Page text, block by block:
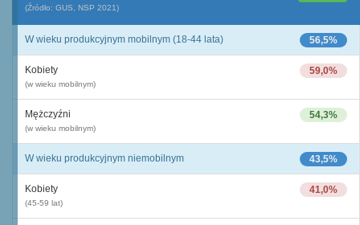
(Źródło: GUS, NSP 2021)
56,5%
W wieku produkcyjnym mobilnym (18-44 lata)
59,0%
Kobiety
(w wieku mobilnym)
54,3%
Mężczyźni
(w wieku mobilnym)
43,5%
W wieku produkcyjnym niemobilnym
41,0%
Kobiety
(45-59 lat)